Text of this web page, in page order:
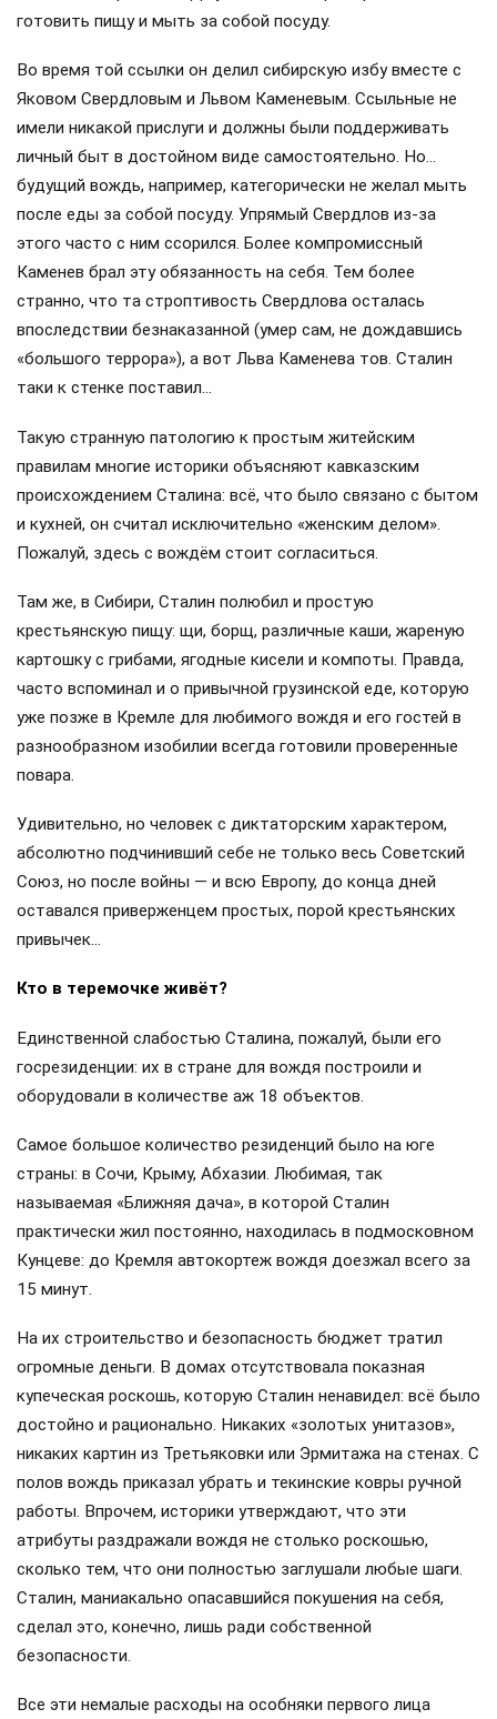
готовить пищу и мыть за собой посуду.
Во время той ссылки он делил сибирскую избу вместе с
Яковом Свердловым и Львом Каменевым. Ссыльные не
имели никакой прислуги и должны были поддерживать
личный быт в достойном виде самостоятельно. Но…
будущий вождь, например, категорически не желал мыть
после еды за собой посуду. Упрямый Свердлов из-за
этого часто с ним ссорился. Более компромиссный
Каменев брал эту обязанность на себя. Тем более
странно, что та строптивость Свердлова осталась
впоследствии безнаказанной (умер сам, не дождавшись
«большого террора»), а вот Льва Каменева тов. Сталин
таки к стенке поставил…
Такую странную патологию к простым житейским
правилам многие историки объясняют кавказским
происхождением Сталина: всё, что было связано с бытом
и кухней, он считал исключительно «женским делом».
Пожалуй, здесь с вождём стоит согласиться.
Там же, в Сибири, Сталин полюбил и простую
крестьянскую пищу: щи, борщ, различные каши, жареную
картошку с грибами, ягодные кисели и компоты. Правда,
часто вспоминал и о привычной грузинской еде, которую
уже позже в Кремле для любимого вождя и его гостей в
разнообразном изобилии всегда готовили проверенные
повара.
Удивительно, но человек с диктаторским характером,
абсолютно подчинивший себе не только весь Советский
Союз, но после войны — и всю Европу, до конца дней
оставался приверженцем простых, порой крестьянских
привычек…
Кто в теремочке живёт?
Единственной слабостью Сталина, пожалуй, были его
госрезиденции: их в стране для вождя построили и
оборудовали в количестве аж 18 объектов.
Самое большое количество резиденций было на юге
страны: в Сочи, Крыму, Абхазии. Любимая, так
называемая «Ближняя дача», в которой Сталин
практически жил постоянно, находилась в подмосковном
Кунцеве: до Кремля автокортеж вождя доезжал всего за
15 минут.
На их строительство и безопасность бюджет тратил
огромные деньги. В домах отсутствовала показная
купеческая роскошь, которую Сталин ненавидел: всё было
достойно и рационально. Никаких «золотых унитазов»,
никаких картин из Третьяковки или Эрмитажа на стенах. С
полов вождь приказал убрать и текинские ковры ручной
работы. Впрочем, историки утверждают, что эти
атрибуты раздражали вождя не столько роскошью,
сколько тем, что они полностью заглушали любые шаги.
Сталин, маниакально опасавшийся покушения на себя,
сделал это, конечно, лишь ради собственной
безопасности.
Все эти немалые расходы на особняки первого лица